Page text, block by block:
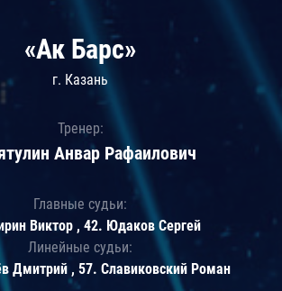
«Ак Барс»
г. Казань
Тренер:
Анвар Рафаилович
Главные судьи:
Виктор , 42. Юдаков Сергей
Линейные судьи:
Дмитрий , 57. Славиковский Роман